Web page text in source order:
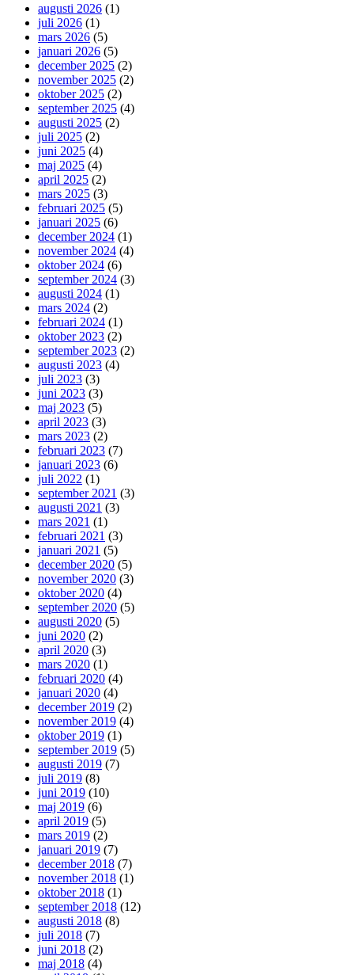
augusti 2026 (1)
juli 2026 (1)
mars 2026 (5)
januari 2026 (5)
december 2025 (2)
november 2025 (2)
oktober 2025 (2)
september 2025 (4)
augusti 2025 (2)
juli 2025 (2)
juni 2025 (4)
maj 2025 (4)
april 2025 (2)
mars 2025 (3)
februari 2025 (5)
januari 2025 (6)
december 2024 (1)
november 2024 (4)
oktober 2024 (6)
september 2024 (3)
augusti 2024 (1)
mars 2024 (2)
februari 2024 (1)
oktober 2023 (2)
september 2023 (2)
augusti 2023 (4)
juli 2023 (3)
juni 2023 (3)
maj 2023 (5)
april 2023 (3)
mars 2023 (2)
februari 2023 (7)
januari 2023 (6)
juli 2022 (1)
september 2021 (3)
augusti 2021 (3)
mars 2021 (1)
februari 2021 (3)
januari 2021 (5)
december 2020 (5)
november 2020 (3)
oktober 2020 (4)
september 2020 (5)
augusti 2020 (5)
juni 2020 (2)
april 2020 (3)
mars 2020 (1)
februari 2020 (4)
januari 2020 (4)
december 2019 (2)
november 2019 (4)
oktober 2019 (1)
september 2019 (5)
augusti 2019 (7)
juli 2019 (8)
juni 2019 (10)
maj 2019 (6)
april 2019 (5)
mars 2019 (2)
januari 2019 (7)
december 2018 (7)
november 2018 (1)
oktober 2018 (1)
september 2018 (12)
augusti 2018 (8)
juli 2018 (7)
juni 2018 (2)
maj 2018 (4)